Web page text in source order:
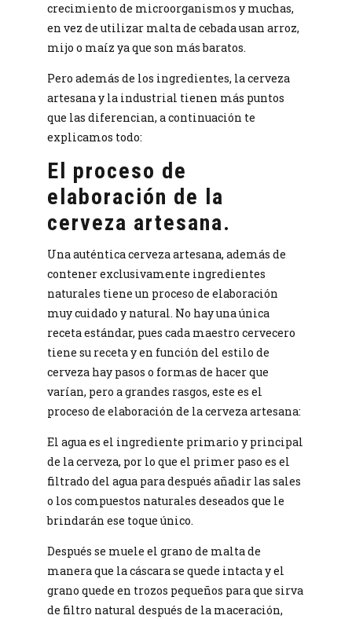
crecimiento de microorganismos y muchas,
en vez de utilizar malta de cebada usan arroz,
mijo o maíz ya que son más baratos.
Pero además de los ingredientes, la cerveza
artesana y la industrial tienen más puntos
que las diferencian, a continuación te
explicamos todo:
El proceso de
elaboración de la
cerveza artesana.
Una auténtica cerveza artesana, además de
contener exclusivamente ingredientes
naturales tiene un proceso de elaboración
muy cuidado y natural. No hay una única
receta estándar, pues cada maestro cervecero
tiene su receta y en función del estilo de
cerveza hay pasos o formas de hacer que
varían, pero a grandes rasgos, este es el
proceso de elaboración de la cerveza artesana:
El agua es el ingrediente primario y principal
de la cerveza, por lo que el primer paso es el
filtrado del agua para después añadir las sales
o los compuestos naturales deseados que le
brindarán ese toque único.
Después se muele el grano de malta de
manera que la cáscara se quede intacta y el
grano quede en trozos pequeños para que sirva
de filtro natural después de la maceración,